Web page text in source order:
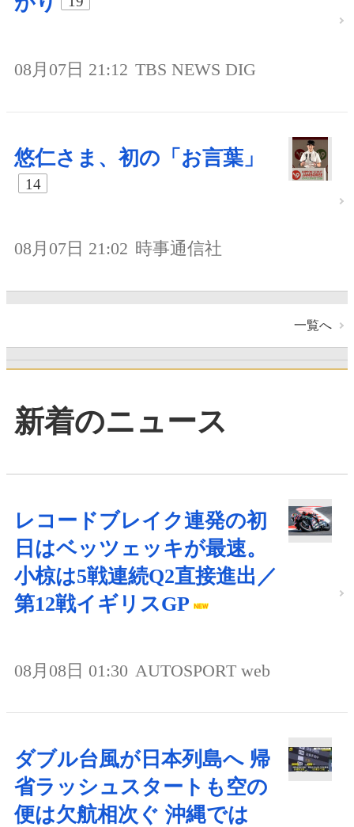
08月07日 21:12 TBS NEWS DIG
悠仁さま、初の「お言葉」
14
08月07日 21:02 時事通信社
一覧へ
新着のニュース
レコードブレイク連発の初
日はベッツェッキが最速。
小椋は5戦連続Q2直接進出／
第12戦イギリスGP
08月08日 01:30 AUTOSPORT web
ダブル台風が日本列島へ 帰
省ラッシュスタートも空の
便は欠航相次ぐ 沖縄では